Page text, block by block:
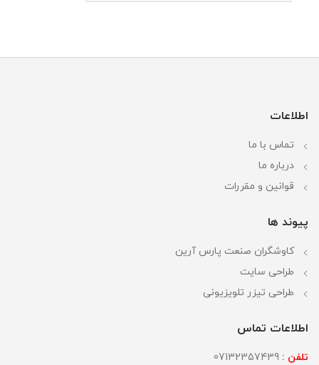
اطلاعات
تماس با ما
درباره ما
قوانین و مقررات
پیوند ها
کاوشگران صنعت پارس آرین
طراحی سایت
طراحی تیزر تلویزیونی
اطلاعات تماس
تلفن :